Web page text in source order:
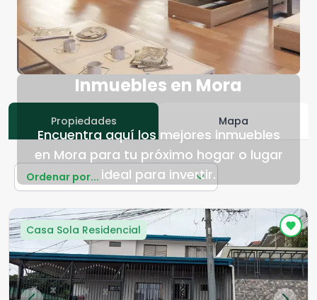
Inmuebles en Mora
Encuentra aquí los mejores inmuebles
en Mora para tu próximo hogar o lugar
ideal para invertir.
Propiedades Mapa
Ordenar por...
Casa Sola Residencial